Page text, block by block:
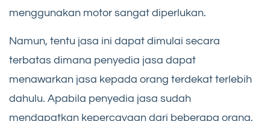
menggunakan motor sangat diperlukan.
Namun, tentu jasa ini dapat dimulai secara
terbatas dimana penyedia jasa dapat
menawarkan jasa kepada orang terdekat terlebih
dahulu. Apabila penyedia jasa sudah
mendapatkan kepercayaan dari beberapa orang,